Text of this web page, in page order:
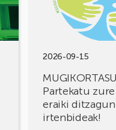
2026-09-15
Partekatu
eraiki ditzagun
irtenbideak!
erronkak,
irtenbideak!